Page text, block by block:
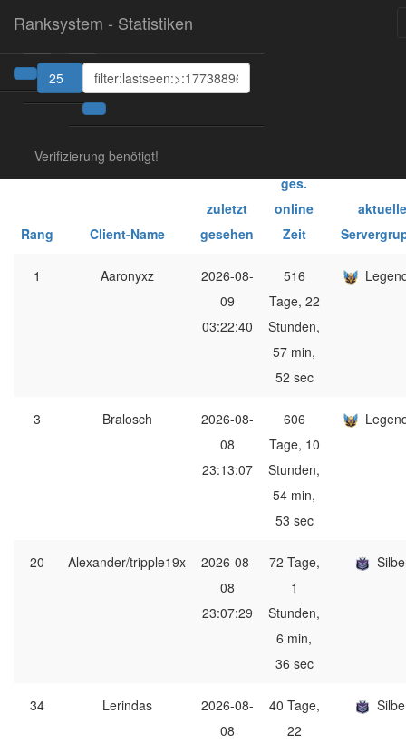
Ranksystem - Statistiken
25
Verifizierung benötigt!
1
Rang Client-Name
zuletzt
gesehen
ges.
online
Zeit
aktuelle
1 Aaronyxz
2026-08-
09
03:22:40
516
Tage, 22
Stunden,
57 min,
52 sec
3 Bralosch
2026-08-
08
23:13:07
606
Tage, 10
Stunden,
54 min,
53 sec
20 Alexander/tripple19x
2026-08-
08
23:07:29
72 Tage,
1
Stunden,
6 min,
36 sec
34 Lerindas
2026-08-
08
40 Tage,
22